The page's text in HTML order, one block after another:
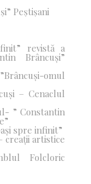
Peștișani
revistă a
Brâncuși”
omul
– Cenaclul
” Constantin
spre infinit”
creații artistice
Folcloric